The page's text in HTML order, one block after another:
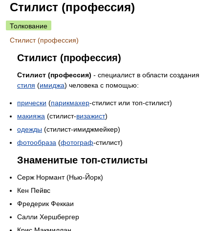
Стилист (профессия)
Толкование
Стилист (профессия)
Стилист (профессия)
Стилист (профессия) - специалист в области создания
стиля (имиджа) человека с помощью:
прически (парикмахер-стилист или топ-стилист)
макияжа (стилист-визажист)
одежды (стилист-имиджмейкер)
фотообраза (фотограф-стилист)
Знаменитые топ-стилисты
Серж Нормант (Нью-Йорк)
Кен Пейвс
Фредерик Феккаи
Салли Хершбергер